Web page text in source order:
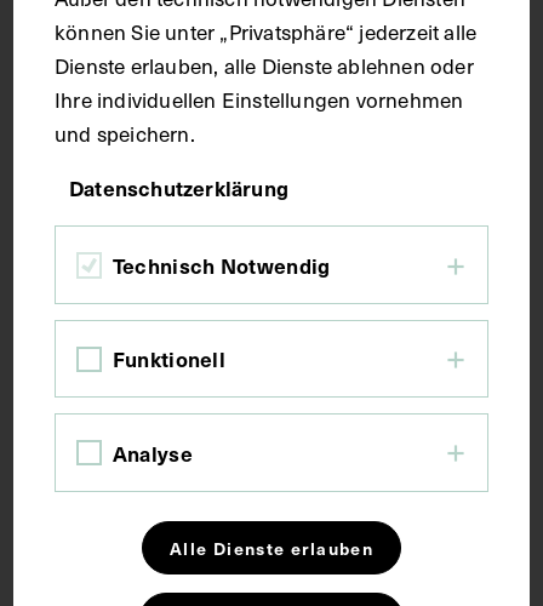
Druck
Maße
Auszug aus: Galerie hervorragender Ärzte und
Naturforscher, in: Beilage zur Münchener
Schlagwörter
können Sie unter „Privatsphäre“ jederzeit alle
Dienste erlauben, alle Dienste ablehnen oder
Ihre individuellen Einstellungen vornehmen
und speichern.
Datenschutzerklärung
Technisch Notwendig
Funktionell
Analyse
Alle Dienste erlauben